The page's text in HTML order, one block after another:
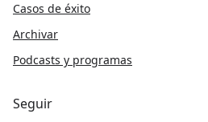
Casos de éxito
Archivar
Podcasts y programas
Seguir